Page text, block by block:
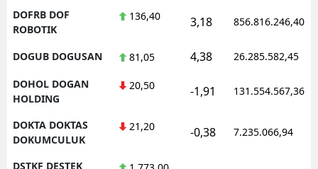
DOFRB DOF
ROBOTIK
136,40 3,18 856.816.246,40
DOGUB DOGUSAN 81,05 4,38 26.285.582,45
DOHOL DOGAN
HOLDING
20,50 -1,91 131.554.567,36
DOKTA DOKTAS
DOKUMCULUK
21,20 -0,38 7.235.066,94
DSTKF DESTEK